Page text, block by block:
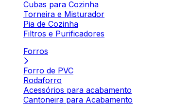
Cubas para Cozinha
Torneira e Misturador
Pia de Cozinha
Filtros e Purificadores
Forros
Forro de PVC
Rodaforro
Acessórios para acabamento
Cantoneira para Acabamento